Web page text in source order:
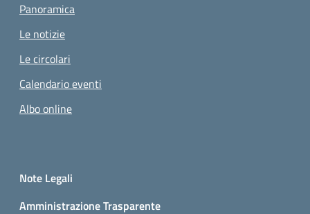
Panoramica
Le notizie
Le circolari
Calendario eventi
Albo online
Small prints
Note Legali
Amministrazione Trasparente